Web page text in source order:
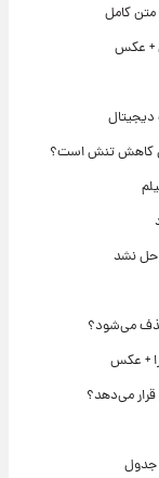
کامل
دیجیتال
کاهش تنش است؟
حل نشد
حذف می‌شود؟
+ عکس
می‌دهد؟